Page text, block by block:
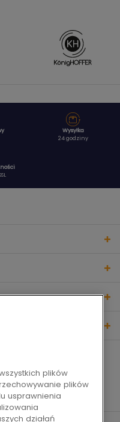
Wysyłka
24 godziny
plików
plików
usprawnienia
działań